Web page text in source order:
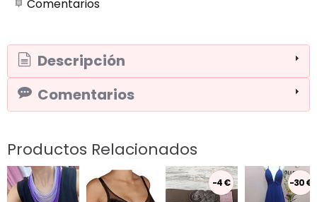
Comentarios
Descripción
Comentarios
Productos Relacionados
-4 € -30 €